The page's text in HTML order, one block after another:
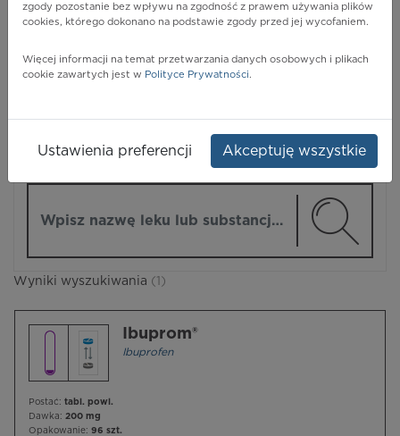
Pharmindex
Wyniki wyszukiwania (1)
Ibuprom®
Ibuprofen
Postać: tabl. powl.
Dawka: 200 mg
Opakowanie: 96 szt.
zgody pozostanie bez wpływu na zgodność z prawem używania plików
cookies, którego dokonano na podstawie zgody przed jej wycofaniem.
Więcej informacji na temat przetwarzania danych osobowych i plikach
cookie zawartych jest w Polityce Prywatności.
Ustawienia preferencji Akceptuję wszystkie